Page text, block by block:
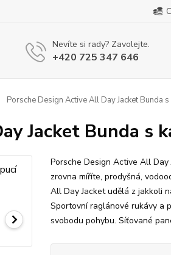
Nevíte si rady? Zavolejte.
+420 725 347 646
Porsche Design Active All Day Jacket Bunda s
Jacket Bunda s
Porsche Design Active All
zrovna míříte, prodyšná,
All Day Jacket udělá z jakkoli
Sportovní raglánové rukávy a
svobodu pohybu. Síťované